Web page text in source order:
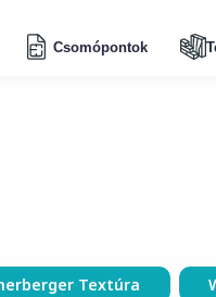
Csomópontok
Textúra